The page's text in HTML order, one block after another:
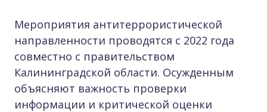
Мероприятия антитеррористической
направленности проводятся с 2022 года
совместно с правительством
Калининградской области. Осужденным
объясняют важность проверки
информации и критической оценки